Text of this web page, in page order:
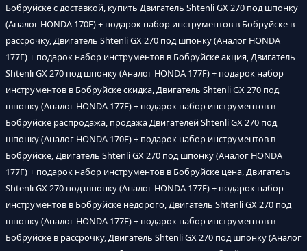
Бобруйске с доставкой, купить Двигатель Shtenli GX 270 под шпонку
(Аналог HONDA 170F) + подарок набор инструментов в Бобруйске в
рассрочку, Двигатель Shtenli GX 270 под шпонку (Аналог HONDA
177F) + подарок набор инструментов в Бобруйске акция, Двигатель
Shtenli GX 270 под шпонку (Аналог HONDA 177F) + подарок набор
инструментов в Бобруйске скидка, Двигатель Shtenli GX 270 под
шпонку (Аналог HONDA 177F) + подарок набор инструментов в
Бобруйске распродажа, продажа Двигателей Shtenli GX 270 под
шпонку (Аналог HONDA 170F) + подарок набор инструментов в
Бобруйске, Двигатель Shtenli GX 270 под шпонку (Аналог HONDA
177F) + подарок набор инструментов в Бобруйске цена, Двигатель
Shtenli GX 270 под шпонку (Аналог HONDA 177F) + подарок набор
инструментов в Бобруйске недорого, Двигатель Shtenli GX 270 под
шпонку (Аналог HONDA 177F) + подарок набор инструментов в
Бобруйске в рассрочку, Двигатель Shtenli GX 270 под шпонку (Аналог